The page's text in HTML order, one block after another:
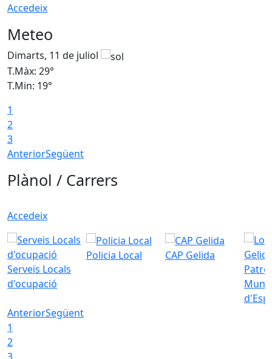
Accedeix
Meteo
Dimarts, 11 de juliol
T.Màx: 29°
T.Min: 19°
1
2
3
AnteriorSegüent
Plànol / Carrers
Accedeix
Serveis Locals
d'ocupació
Policia Local
CAP Gelida
AnteriorSegüent
1
2